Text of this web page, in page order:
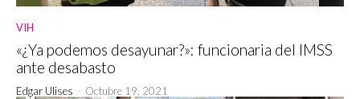
VIH
«¿Ya podemos desayunar?»: funcionaria del IMSS
ante desabasto
Edgar Ulises - Octubre 19, 2021